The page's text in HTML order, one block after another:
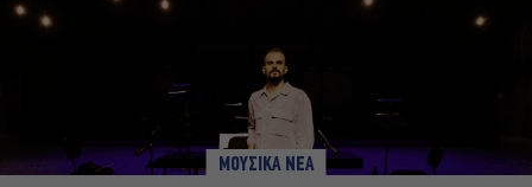
ΜΟΥΣΙΚΑ ΝΕΑ